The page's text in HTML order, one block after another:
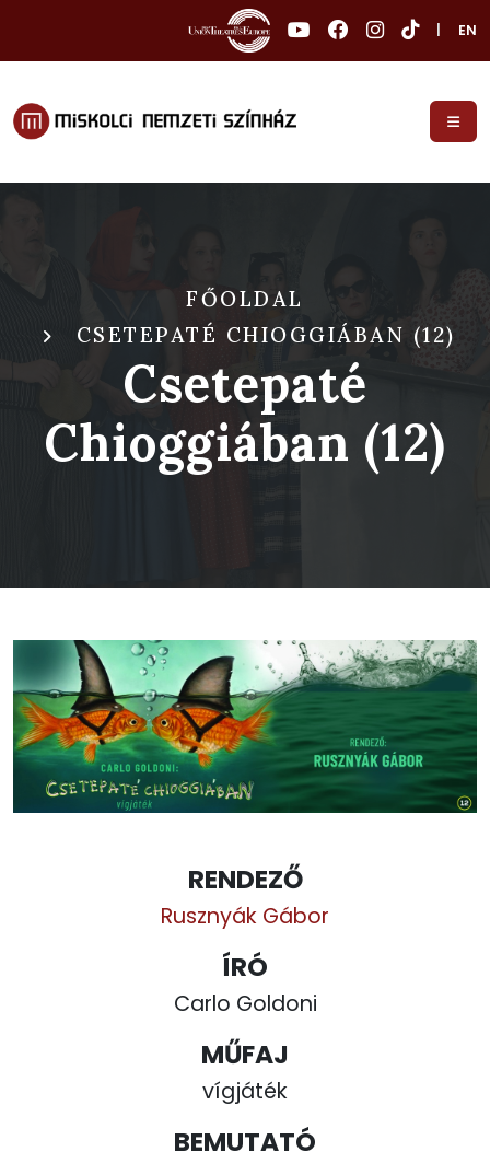
EN
FŐOLDAL
CSETEPATÉ CHIOGGIÁBAN (12)
Csetepaté
Chioggiában (12)
RENDEZŐ
Rusznyák Gábor
ÍRÓ
Carlo Goldoni
MŰFAJ
vígjáték
BEMUTATÓ